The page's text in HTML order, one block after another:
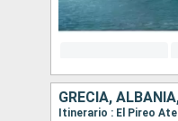
GRECIA,
Itinerario : El Pireo